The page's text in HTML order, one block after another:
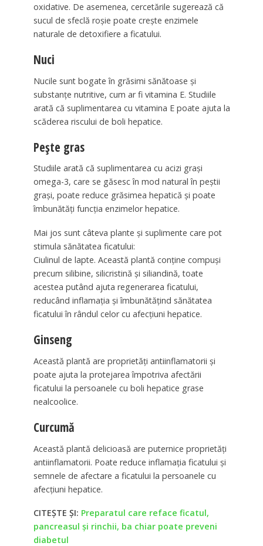
oxidative. De asemenea, cercetările sugerează că
sucul de sfeclă roșie poate crește enzimele
naturale de detoxifiere a ficatului.
Nuci
Nucile sunt bogate în grăsimi sănătoase și
substanțe nutritive, cum ar fi vitamina E. Studiile
arată că suplimentarea cu vitamina E poate ajuta la
scăderea riscului de boli hepatice.
Pește gras
Studiile arată că suplimentarea cu acizi grași
omega-3, care se găsesc în mod natural în peștii
grași, poate reduce grăsimea hepatică și poate
îmbunătăți funcția enzimelor hepatice.
Mai jos sunt câteva plante și suplimente care pot
stimula sănătatea ficatului:
Ciulinul de lapte. Această plantă conține compuși
precum silibine, silicristină și siliandină, toate
acestea putând ajuta regenerarea ficatului,
reducând inflamația și îmbunătățind sănătatea
ficatului în rândul celor cu afecțiuni hepatice.
Ginseng
Această plantă are proprietăți antiinflamatorii și
poate ajuta la protejarea împotriva afectării
ficatului la persoanele cu boli hepatice grase
nealcoolice.
Curcumă
Această plantă delicioasă are puternice proprietăți
antiinflamatorii. Poate reduce inflamația ficatului și
semnele de afectare a ficatului la persoanele cu
afecțiuni hepatice.
CITEȘTE ȘI: Preparatul care reface ficatul,
pancreasul și rinchii, ba chiar poate preveni
diabetul